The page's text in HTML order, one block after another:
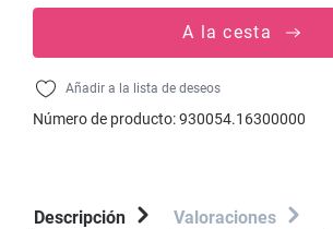
A la cesta
Añadir a la lista de deseos
Número de producto:930054.16300000
Descripción Valoraciones